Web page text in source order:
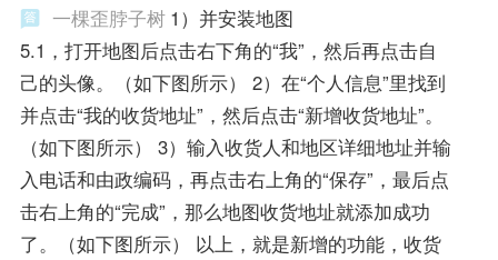
一棵歪脖子树 1）并安装地图
5.1，打开地图后点击右下角的“我”，然后再点击自
己的头像。（如下图所示） 2）在“个人信息”里找到
并点击“我的收货地址”，然后点击“新增收货地址”。
（如下图所示） 3）输入收货人和地区详细地址并输
入电话和由政编码，再点击右上角的“保存”，最后点
击右上角的“完成”，那么地图收货地址就添加成功
了。（如下图所示） 以上，就是新增的功能，收货